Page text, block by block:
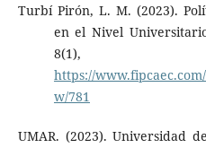
Turbí Pirón, L. M. (2023).
en el Nivel
8(1),
https://
w/781
UMAR. (2023). Universidad